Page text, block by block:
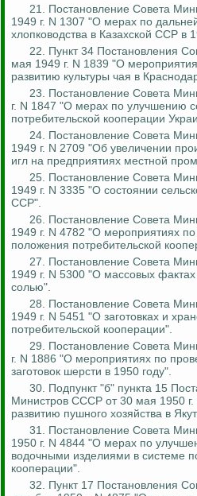
21. Постановление Совета
1949 г. N 1307 "О мерах по
хлопководства в Казахской ССР в
22. Пункт 34 Постановления
мая 1949 г. N 1839 "О
развитию культуры чая в
23. Постановление Совета
г. N 1847 "О мерах по улучшению
потребительской кооперации
24. Постановление Совета
1949 г. N 2709 "Об увеличении
игл на предприятиях местной
25. Постановление Совета
1949 г. N 3335 "О состоянии
ССР".
26. Постановление Совета
1949 г. N 4782 "О мероприятиях
положения потребительской
27. Постановление Совета
1949 г. N 5300 "О массовых фактах
солью".
28. Постановление Совета
1949 г. N 5451 "О заготовках и
потребительской кооперации".
29. Постановление Совета
г. N 1886 "О мероприятиях по
заготовок шерсти в 1950 году".
30. Подпункт "б" пункта 15
Министров СССР от 30 мая 1950
развитию пушного хозяйства в
31. Постановление Совета
1950 г. N 4844 "О мерах по
водочными изделиями в системе
кооперации".
32. Пункт 17 Постановления